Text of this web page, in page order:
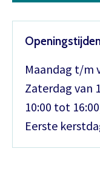
Maandag t/m
Zaterdag van
10:00 tot
Eerste